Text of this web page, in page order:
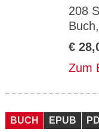
208
€
Zum
BUCH EPUB